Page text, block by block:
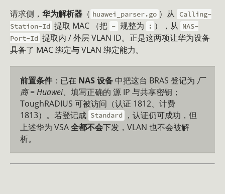
请求侧， 华为解析器 （ huawei_parser.go ）从
Calling-
Station-Id 提取 MAC （把 - 规整为 : ），从 NAS-
Port-Id 提取内 / 外层 VLAN ID。正是这两项让华为设备
具备了 MAC 绑定与VLAN 绑定能力。
前置条件 ：已在 NAS 设备 中把这台 BRAS 登记为 厂
商 = Huawei、填写正确的 源 IP 与共享密钥；
ToughRADIUS 可被访问（认证 1812、计费
1813）。若登记成 Standard
，认证仍可成功，但
上述华为 VSA全都不会下发，VLAN 也不会被解
析。